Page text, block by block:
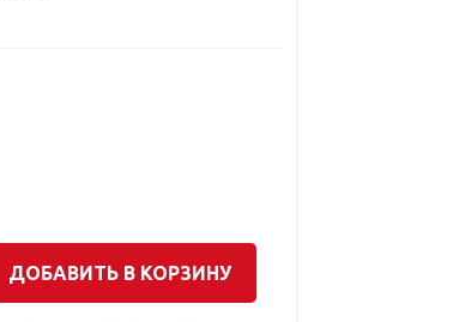
ДОБАВИТЬ В КОРЗИНУ